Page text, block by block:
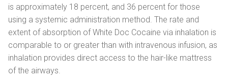
is approximately 18 percent, and 36 percent for those
using a systemic administration method. The rate and
extent of absorption of White Doc Cocaine via inhalation is
comparable to or greater than with intravenous infusion, as
inhalation provides direct access to the hair-like mattress
of the airways.